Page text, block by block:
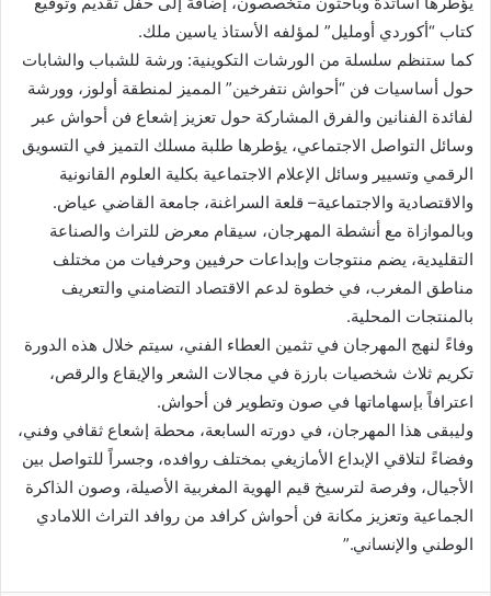
كتاب “أكوردي أومليل” لمؤلفه الأستاذ ياسين ملك.
كما ستنظم سلسلة من الورشات التكوينية: ورشة للشباب والشابات
حول أساسيات فن “أحواش نتفرخين” المميز لمنطقة أولوز، وورشة
لفائدة الفنانين والفرق المشاركة حول تعزيز إشعاع فن أحواش عبر
وسائل التواصل الاجتماعي، يؤطرها طلبة مسلك التميز في التسويق
الرقمي وتسيير وسائل الإعلام الاجتماعية بكلية العلوم القانونية
والاقتصادية والاجتماعية– قلعة السراغنة، جامعة القاضي عياض.
وبالموازاة مع أنشطة المهرجان، سيقام معرض للتراث والصناعة
التقليدية، يضم منتوجات وإبداعات حرفيين وحرفيات من مختلف
مناطق المغرب، في خطوة لدعم الاقتصاد التضامني والتعريف
بالمنتجات المحلية.
وفاءً لنهج المهرجان في تثمين العطاء الفني، سيتم خلال هذه الدورة
تكريم ثلاث شخصيات بارزة في مجالات الشعر والإيقاع والرقص،
اعترافاً بإسهاماتها في صون وتطوير فن أحواش.
وليبقى هذا المهرجان، في دورته السابعة، محطة إشعاع ثقافي وفني،
وفضاءً لتلاقي الإبداع الأمازيغي بمختلف روافده، وجسراً للتواصل بين
الأجيال، وفرصة لترسيخ قيم الهوية المغربية الأصيلة، وصون الذاكرة
الجماعية وتعزيز مكانة فن أحواش كرافد من روافد التراث اللامادي
الوطني والإنساني.”